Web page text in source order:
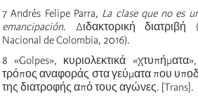
7Andrés Felipe Parra, La clase que no es
emancipación. Διδακτορική διατριβή
Nacional de Colombia, 2016).
8«Golpes», κυριολεκτικά
τρόπος αναφοράς στα γεύματα που
της διατροφής από τους αγώνες. [Trans].